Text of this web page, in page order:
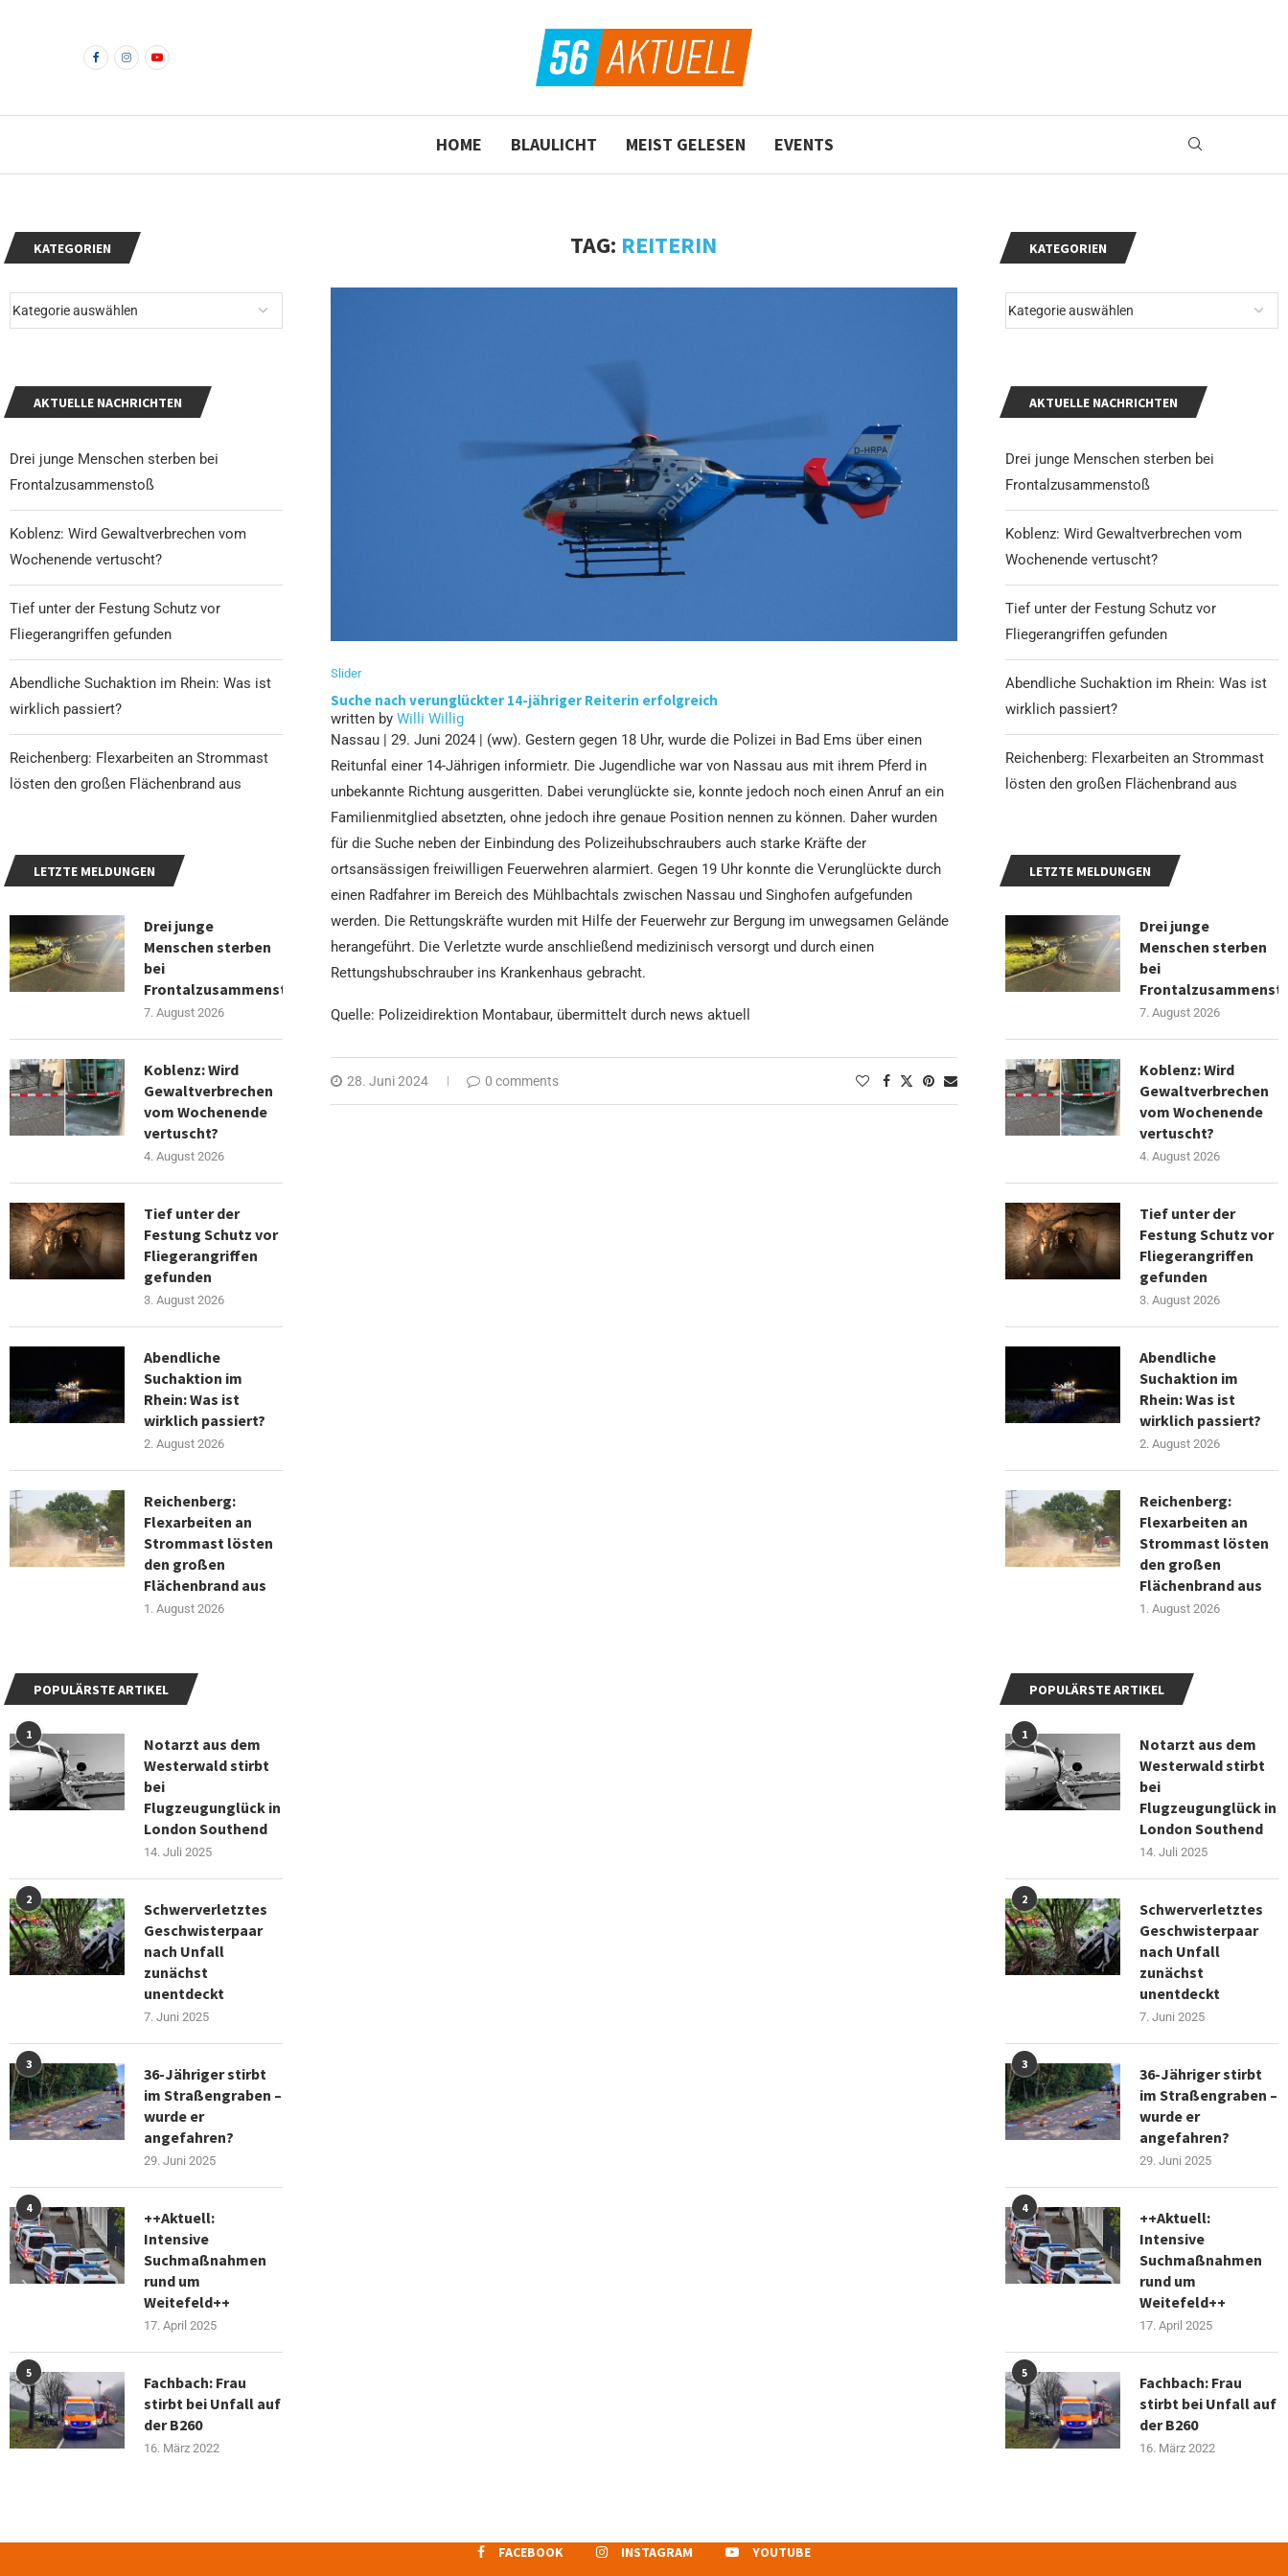
HOME BLAULICHT MEIST GELESEN EVENTS
TAG: REITERIN
Slider
Suche nach verunglückter 14-jähriger Reiterin erfolgreich
written by Willi Willig
Nassau | 29. Juni 2024 | (ww). Gestern gegen 18 Uhr, wurde die Polizei in Bad Ems über einen
Reitunfal einer 14-Jährigen informietr. Die Jugendliche war von Nassau aus mit ihrem Pferd in
unbekannte Richtung ausgeritten. Dabei verunglückte sie, konnte jedoch noch einen Anruf an ein
Familienmitglied absetzten, ohne jedoch ihre genaue Position nennen zu können. Daher wurden
für die Suche neben der Einbindung des Polizeihubschraubers auch starke Kräfte der
ortsansässigen freiwilligen Feuerwehren alarmiert. Gegen 19 Uhr konnte die Verunglückte durch
einen Radfahrer im Bereich des Mühlbachtals zwischen Nassau und Singhofen aufgefunden
werden. Die Rettungskräfte wurden mit Hilfe der Feuerwehr zur Bergung im unwegsamen Gelände
herangeführt. Die Verletzte wurde anschließend medizinisch versorgt und durch einen
Rettungshubschrauber ins Krankenhaus gebracht.
Quelle: Polizeidirektion Montabaur, übermittelt durch news aktuell
28. Juni 2024 0 comments
KATEGORIEN
AKTUELLE NACHRICHTEN
Drei junge Menschen sterben bei
Frontalzusammenstoß
Koblenz: Wird Gewaltverbrechen vom
Wochenende vertuscht?
Tief unter der Festung Schutz vor
Fliegerangriffen gefunden
Abendliche Suchaktion im Rhein: Was ist
wirklich passiert?
Reichenberg: Flexarbeiten an Strommast
lösten den großen Flächenbrand aus
LETZTE MELDUNGEN
Drei junge
Menschen sterben
bei
7. August 2026
Koblenz: Wird
Gewaltverbrechen
vom Wochenende
vertuscht?
4. August 2026
Tief unter der
Festung Schutz vor
Fliegerangriffen
gefunden
3. August 2026
Abendliche
Suchaktion im
Rhein: Was ist
wirklich passiert?
2. August 2026
Reichenberg:
Flexarbeiten an
Strommast lösten
den großen
Flächenbrand aus
1. August 2026
POPULÄRSTE ARTIKEL
1
Notarzt aus dem
Westerwald stirbt
bei
Flugzeugunglück in
London Southend
14. Juli 2025
2
Schwerverletztes
Geschwisterpaar
nach Unfall
zunächst
unentdeckt
7. Juni 2025
3
36-Jähriger stirbt
im Straßengraben –
wurde er
angefahren?
29. Juni 2025
4
++Aktuell:
Intensive
Suchmaßnahmen
rund um
Weitefeld++
17. April 2025
5
Fachbach: Frau
stirbt bei Unfall auf
der B260
16. März 2022
KATEGORIEN
AKTUELLE NACHRICHTEN
Drei junge Menschen sterben bei
Frontalzusammenstoß
Koblenz: Wird Gewaltverbrechen vom
Wochenende vertuscht?
Tief unter der Festung Schutz vor
Fliegerangriffen gefunden
Abendliche Suchaktion im Rhein: Was ist
wirklich passiert?
Reichenberg: Flexarbeiten an Strommast
lösten den großen Flächenbrand aus
LETZTE MELDUNGEN
Drei junge
Menschen sterben
bei
Frontalzusammenstoß
7. August 2026
Koblenz: Wird
Gewaltverbrechen
vom Wochenende
vertuscht?
4. August 2026
Tief unter der
Festung Schutz vor
Fliegerangriffen
gefunden
3. August 2026
Abendliche
Suchaktion im
Rhein: Was ist
wirklich passiert?
2. August 2026
Reichenberg:
Flexarbeiten an
Strommast lösten
den großen
Flächenbrand aus
1. August 2026
POPULÄRSTE ARTIKEL
1
Notarzt aus dem
Westerwald stirbt
bei
Flugzeugunglück in
London Southend
14. Juli 2025
2
Schwerverletztes
Geschwisterpaar
nach Unfall
zunächst
unentdeckt
7. Juni 2025
3
36-Jähriger stirbt
im Straßengraben –
wurde er
angefahren?
29. Juni 2025
4
++Aktuell:
Intensive
Suchmaßnahmen
rund um
Weitefeld++
17. April 2025
5
Fachbach: Frau
stirbt bei Unfall auf
der B260
16. März 2022
FACEBOOK INSTAGRAM
YOUTUBE